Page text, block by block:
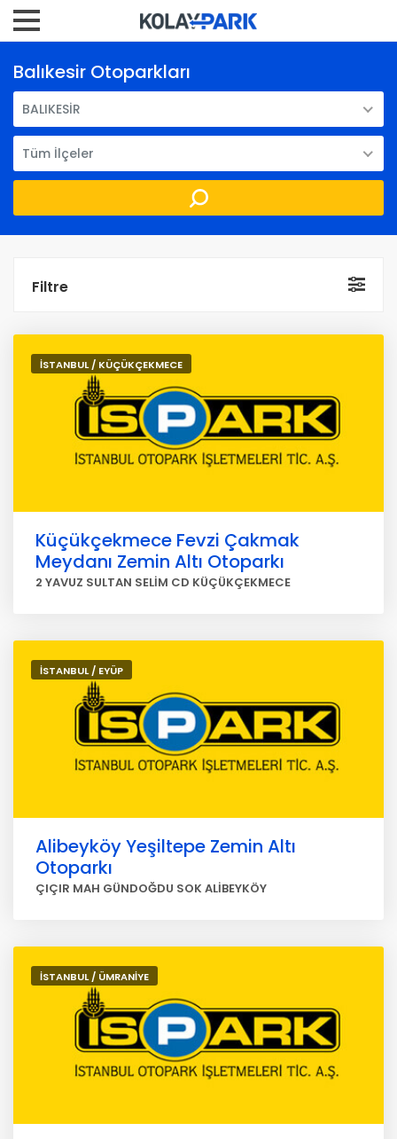
Balıkesir Otoparkları
BALIKESİR
Tüm İlçeler
Filtre
İSTANBUL / KÜÇÜKÇEKMECE
Küçükçekmece Fevzi Çakmak
Meydanı Zemin Altı Otoparkı
2 YAVUZ SULTAN SELİM CD KÜÇÜKÇEKMECE
İSTANBUL / EYÜP
Alibeyköy Yeşiltepe Zemin Altı
Otoparkı
ÇIÇIR MAH GÜNDOĞDU SOK ALİBEYKÖY
İSTANBUL / ÜMRANİYE